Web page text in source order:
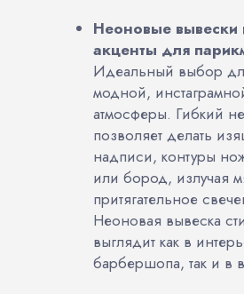
Неоновые вывески
акценты для
Идеальный выбор
модной,
атмосферы. Гибкий
позволяет делать
надписи, контуры
или бород, излучая
притягательное
Неоновая вывеска
выглядит как в
барбершопа, так и в